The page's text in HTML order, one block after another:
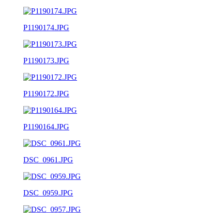
P1190174.JPG
P1190173.JPG
P1190172.JPG
P1190164.JPG
DSC_0961.JPG
DSC_0959.JPG